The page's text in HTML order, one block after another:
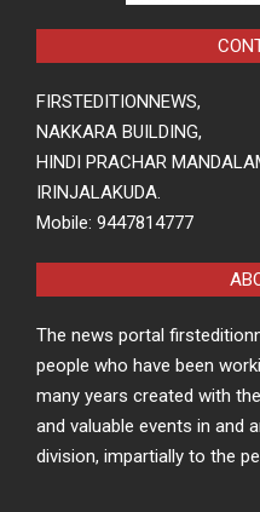
FIRSTEDITIONNEWS,
NAKKARA BUILDING,
HINDI PRACHAR
IRINJALAKUDA.
Mobile: 9447814777
The news portal
people who have been
many years created with
and valuable events in and
division, impartially to the